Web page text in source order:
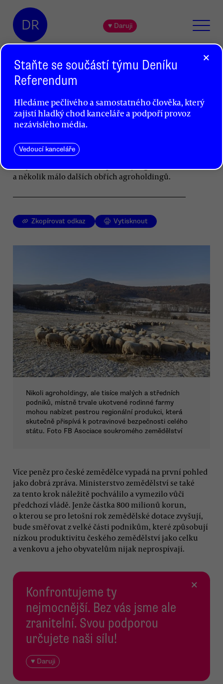
DR ♥ Daruji
Babišova vláda dotuje
agrobarony a ještě se tím chlubí
Jaroslav Šebek
České zemědělství potřebuje rozumný systém
podpory pro rodinné farmy, a nikoli účelové
a několik málo dalších obřích agroholdingů.
Zkopírovat odkaz Vytisknout
Nikoli agroholdingy, ale tisíce malých a středních
podniků, místně trvale ukotvené rodinné farmy
mohou nabízet pestrou regionální produkci, která
skutečně přispívá k potravinové bezpečnosti celého
státu. Foto FB Asociace soukromého zemědělství
Více peněz pro české zemědělce vypadá na první pohled
jako dobrá zpráva. Ministerstvo zemědělství se také
za tento krok náležitě pochválilo a vymezilo vůči
předchozí vládě. Jenže částka 800 milionů korun,
o kterou se pro letošní rok zemědělské dotace zvyšují,
bude směřovat z velké části podnikům, které způsobují
nízkou produktivitu českého zemědělství jako celku
a venkovu a jeho obyvatelům nijak neprospívají.
Konfrontujeme ty
nejmocnější. Bez vás jsme ale
zranitelní. Svou podporou
určujete naši sílu!
♥ Daruji
×
×
Staňte se součástí týmu Deníku
Referendum
Hledáme pečlivého a samostatného člověka, který
zajistí hladký chod kanceláře a podpoří provoz
nezávislého média.
Vedoucí kanceláře